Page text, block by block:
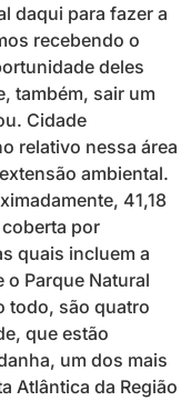
daqui para fazer a
recebendo o
deles
também, sair um
Cidade
relativo nessa área
ambiental.
41,18
por
quais incluem a
o Parque Natural
todo, são quatro
que estão
um dos mais
Atlântica da Região